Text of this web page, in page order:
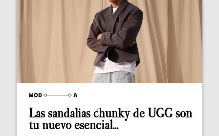
Las sandalias chunky de UGG son
tu nuevo esencial...